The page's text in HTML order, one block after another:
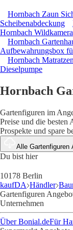
Hornbach Zaun
Scheibenabdeckung
Hornbach Wildkamera
Hornbach
Aufbewahrungsbox
Hornbach
Dieselpumpe
Hornbach
Gartenfiguren im
Preise und die besten
Prospekte und spare
Alle Gartenfiguren
Du bist hier
10178 Berlin
kaufDA Händler
Gartenfiguren
Unternehmen
Über Bonial.deFür